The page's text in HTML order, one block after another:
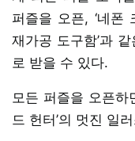
퍼즐을 오픈, ‘네폰
재가공 도구함’과
로 받을 수 있다.
모든 퍼즐을 오픈하
드 헌터’의 멋진 일